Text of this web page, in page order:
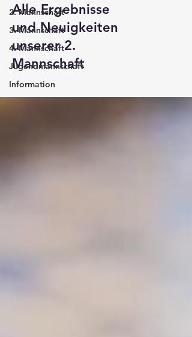
2. Mannschaft
3. Mannschaft
4. Mannschaft
Jugendmannschaft
Information
Alle Ergebnisse
und Neuigkeiten
unserer 2.
Mannschaft